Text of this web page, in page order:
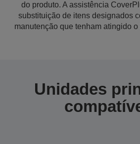
do produto. A assistência
substituição de itens designados
manutenção que tenham atingido
Unidades